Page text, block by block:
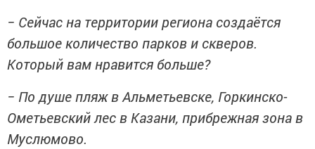
− Сейчас на территории региона создаётся
большое количество парков и скверов.
Который вам нравится больше?
− По душе пляж в Альметьевске, Горкинско-
Ометьевский лес в Казани, прибрежная зона в
Муслюмово.